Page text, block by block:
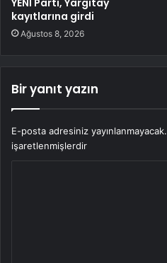
YENİ Parti, Yargıtay
kayıtlarına girdi
Ağustos 8, 2026
Bir yanıt yazın
E-posta adresiniz yayınlanmayacak.
işaretlenmişlerdir